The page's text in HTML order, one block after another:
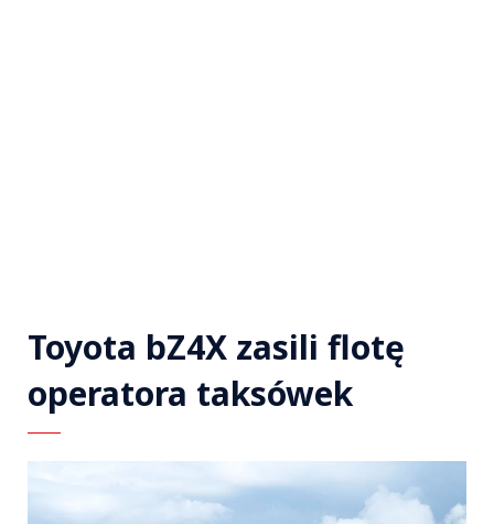
Toyota bZ4X zasili flotę
operatora taksówek